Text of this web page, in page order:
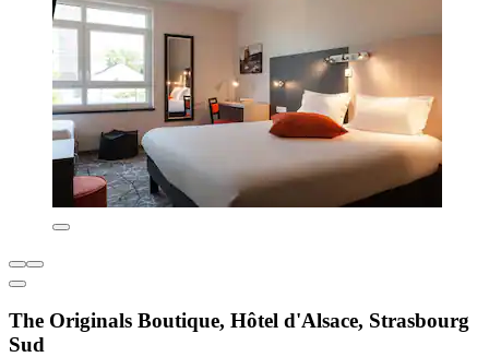
The Originals Boutique, Hôtel d'Alsace, Strasbourg
Sud